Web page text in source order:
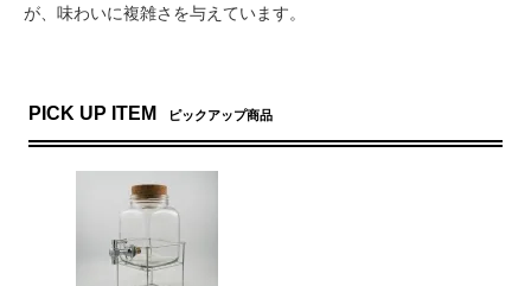
が、味わいに複雑さを与えています。
PICK UP ITEM ピックアップ商品